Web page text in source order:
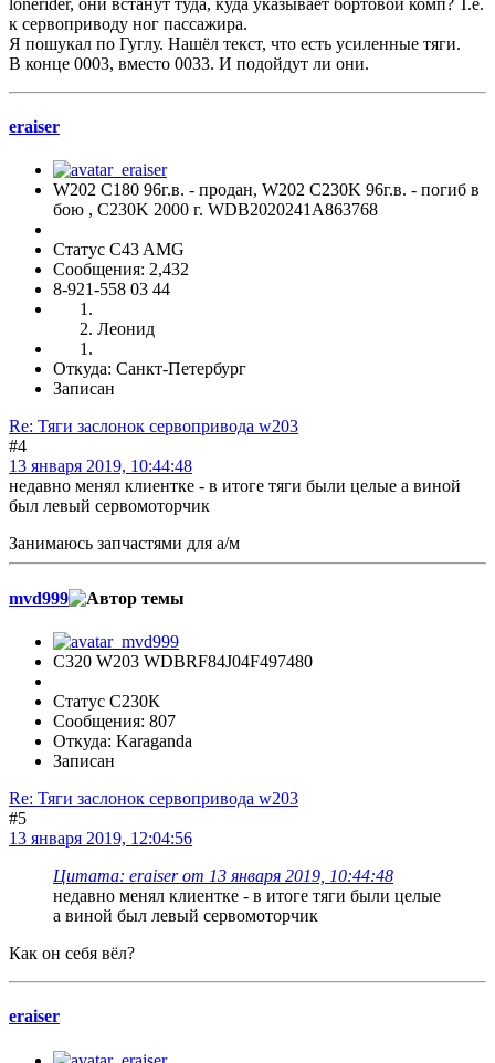
lonerider, они встанут туда, куда указывает бортовой комп? Т.е.
к сервоприводу ног пассажира.
Я пошукал по Гуглу. Нашёл текст, что есть усиленные тяги.
В конце 0003, вместо 0033. И подойдут ли они.
eraiser
W202 C180 96г.в. - продан, W202 C230K 96г.в. - погиб в
бою , C230K 2000 г. WDB2020241A863768
Статус C43 AMG
Сообщения: 2,432
8-921-558 03 44
Леонид
Откуда: Санкт-Петербург
Записан
Re: Тяги заслонок сервопривода w203
#4
13 января 2019, 10:44:48
недавно менял клиентке - в итоге тяги были целые а виной
был левый сервомоторчик
Занимаюсь запчастями для а/м
mvd999
C320 W203 WDBRF84J04F497480
Статус С230К
Сообщения: 807
Откуда: Karaganda
Записан
Re: Тяги заслонок сервопривода w203
#5
13 января 2019, 12:04:56
Цитата: eraiser от 13 января 2019, 10:44:48
недавно менял клиентке - в итоге тяги были целые
а виной был левый сервомоторчик
Как он себя вёл?
eraiser